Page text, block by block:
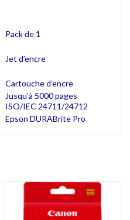
Pack de 1
Jet d’encre
Cartouche d’encre
Jusqu’à 5000 pages
ISO/IEC 24711/24712
Epson DURABrite Pro